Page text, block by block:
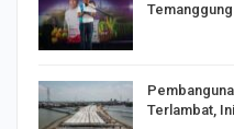
Temanggung
Terlambat,